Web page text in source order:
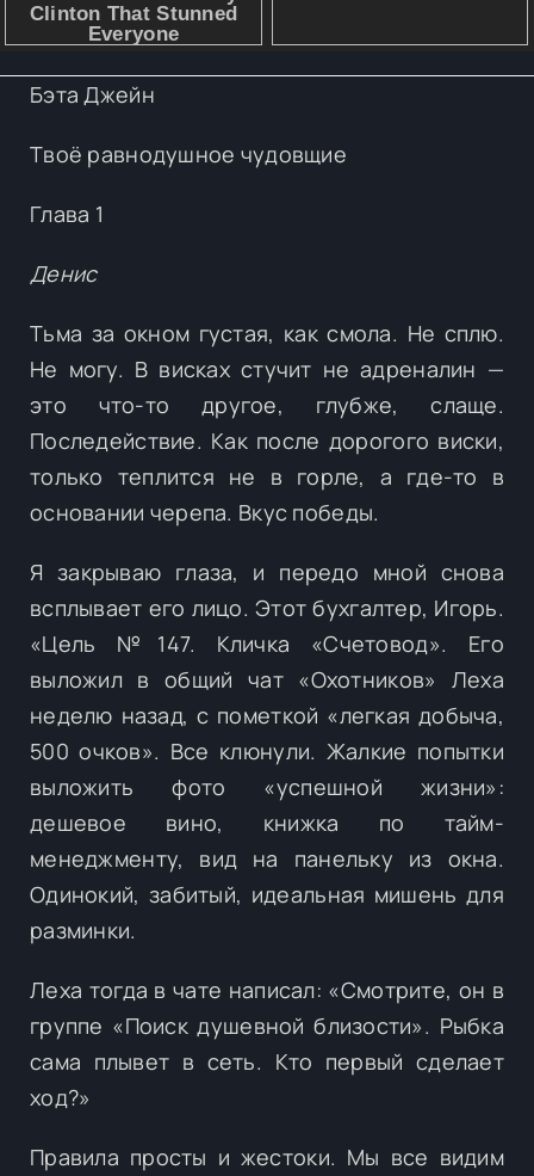
Бэта Джейн
Твоё равнодушное чудовщие
Глава 1
Денис
Тьма за окном густая, как смола. Не сплю.
Не могу. В висках стучит не адреналин —
это что-то другое, глубже, слаще.
Последействие. Как после дорогого виски,
только теплится не в горле, а где-то в
основании черепа. Вкус победы.
Я закрываю глаза, и передо мной снова
всплывает его лицо. Этот бухгалтер, Игорь.
«Цель №147. Кличка «Счетовод». Его
выложил в общий чат «Охотников» Леха
неделю назад, с пометкой «легкая добыча,
500 очков». Все клюнули. Жалкие попытки
выложить фото «успешной жизни»:
дешевое вино, книжка по тайм-
менеджменту, вид на панельку из окна.
Одинокий, забитый, идеальная мишень для
разминки.
Леха тогда в чате написал: «Смотрите, он в
группе «Поиск душевной близости». Рыбка
сама плывет в сеть. Кто первый сделает
ход?»
Правила просты и жестоки. Мы все видим